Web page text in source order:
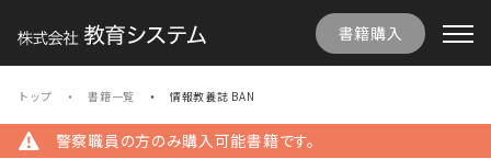
書籍購入
トップ 書籍一覧 情報教養誌 BAN
警察職員の方のみ購入可能書籍です。